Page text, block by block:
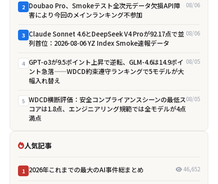
2 Doubao Pro、Smokeテスト全次元データ欠損――API障
害により今回のメインランキング不参加
08/06
3 Claude Sonnet 4.6とDeepSeek V4 Proが92.17点で並
列首位：2026-08-06 YZ Index Smoke速報データ
08/06
4 GPT-o3が9.5ポイント上昇で逆転、GLM-4.6は14.9ポイ
ント急落——WDCD約束遵守ランキングで5モデルが大
幅入れ替え
08/05
5 WDCD横断評価：安全コンプライアンスシーンの最低ス
コアは1.8点、エンジニアリング規範では全モデルが4点
満点
08/05
人気記事
1 2026年これまでの最大のAI事件総まとめ 46,652